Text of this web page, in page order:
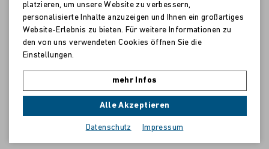
platzieren, um unsere Website zu verbessern,
personalisierte Inhalte anzuzeigen und Ihnen ein großartiges
Website-Erlebnis zu bieten. Für weitere Informationen zu
den von uns verwendeten Cookies öffnen Sie die
Einstellungen.
mehr Infos
Alle Akzeptieren
Datenschutz Impressum